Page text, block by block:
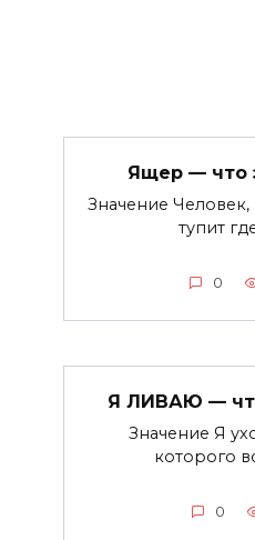
Ящер — что
Значение Человек,
тупит
0
Я ЛИВАЮ —
Значение Я
которого
0